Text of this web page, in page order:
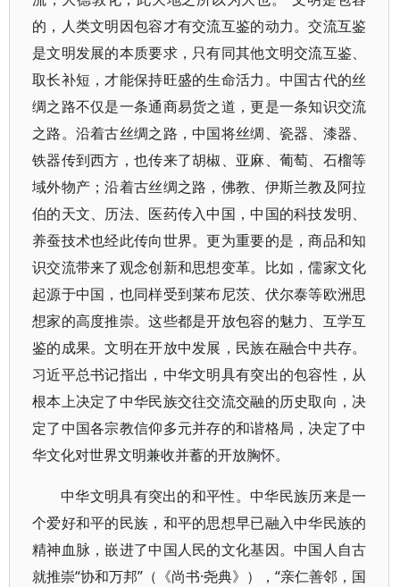
的，人类文明因包容才有交流互鉴的动力。交流互鉴
是文明发展的本质要求，只有同其他文明交流互鉴、
取长补短，才能保持旺盛的生命活力。中国古代的丝
绸之路不仅是一条通商易货之道，更是一条知识交流
之路。沿着古丝绸之路，中国将丝绸、瓷器、漆器、
铁器传到西方，也传来了胡椒、亚麻、葡萄、石榴等
域外物产；沿着古丝绸之路，佛教、伊斯兰教及阿拉
伯的天文、历法、医药传入中国，中国的科技发明、
养蚕技术也经此传向世界。更为重要的是，商品和知
识交流带来了观念创新和思想变革。比如，儒家文化
起源于中国，也同样受到莱布尼茨、伏尔泰等欧洲思
想家的高度推崇。这些都是开放包容的魅力、互学互
鉴的成果。文明在开放中发展，民族在融合中共存。
习近平总书记指出，中华文明具有突出的包容性，从
根本上决定了中华民族交往交流交融的历史取向，决
定了中国各宗教信仰多元并存的和谐格局，决定了中
华文化对世界文明兼收并蓄的开放胸怀。
中华文明具有突出的和平性。中华民族历来是一
个爱好和平的民族，和平的思想早已融入中华民族的
精神血脉，嵌进了中国人民的文化基因。中国人自古
就推崇“协和万邦”（《尚书·尧典》），“亲仁善邻，国